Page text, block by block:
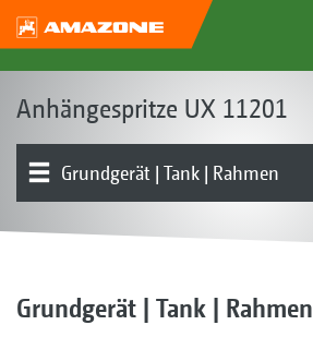
Anhängespritze UX 11201
Grundgerät | Tank | Rahmen
Grundgerät | Tank | Rahmen